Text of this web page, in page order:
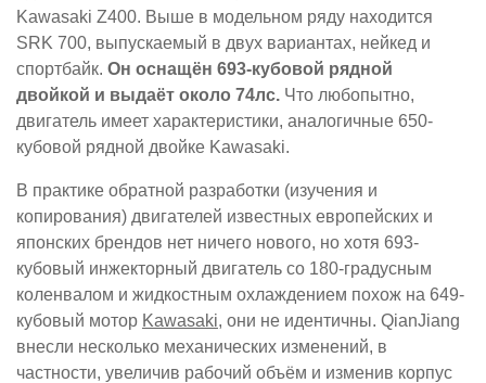
Kawasaki Z400. Выше в модельном ряду находится
SRK 700, выпускаемый в двух вариантах, нейкед и
спортбайк. Он оснащён 693-кубовой рядной
двойкой и выдаёт около 74лс. Что любопытно,
двигатель имеет характеристики, аналогичные 650-
кубовой рядной двойке Kawasaki.
В практике обратной разработки (изучения и
копирования) двигателей известных европейских и
японских брендов нет ничего нового, но хотя 693-
кубовый инжекторный двигатель со 180-градусным
коленвалом и жидкостным охлаждением похож на 649-
кубовый мотор Kawasaki, они не идентичны. QianJiang
внесли несколько механических изменений, в
частности, увеличив рабочий объём и изменив корпус